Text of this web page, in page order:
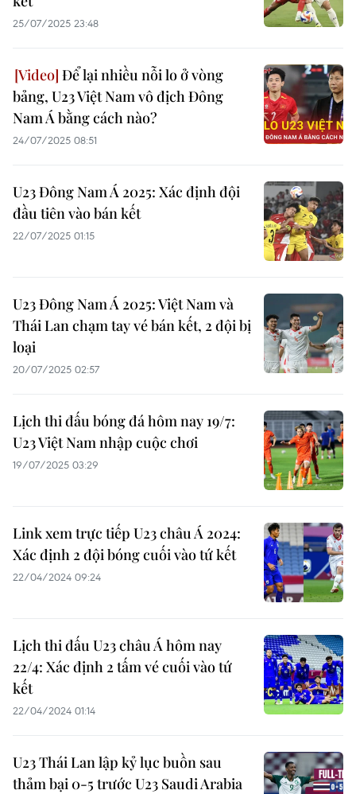
25/07/2025 23:48
Để lại nhiều nỗi lo ở vòng
bảng, U23 Việt Nam vô địch Đông
Nam Á bằng cách nào?
24/07/2025 08:51
U23 Đông Nam Á 2025: Xác định đội
đầu tiên vào bán kết
22/07/2025 01:15
U23 Đông Nam Á 2025: Việt Nam và
Thái Lan chạm tay vé bán kết, 2 đội bị
loại
20/07/2025 02:57
Lịch thi đấu bóng đá hôm nay 19/7:
U23 Việt Nam nhập cuộc chơi
19/07/2025 03:29
Link xem trực tiếp U23 châu Á 2024:
Xác định 2 đội bóng cuối vào tứ kết
22/04/2024 09:24
Lịch thi đấu U23 châu Á hôm nay
22/4: Xác định 2 tấm vé cuối vào tứ
kết
22/04/2024 01:14
U23 Thái Lan lập kỷ lục buồn sau
thảm bại 0-5 trước U23 Saudi Arabia